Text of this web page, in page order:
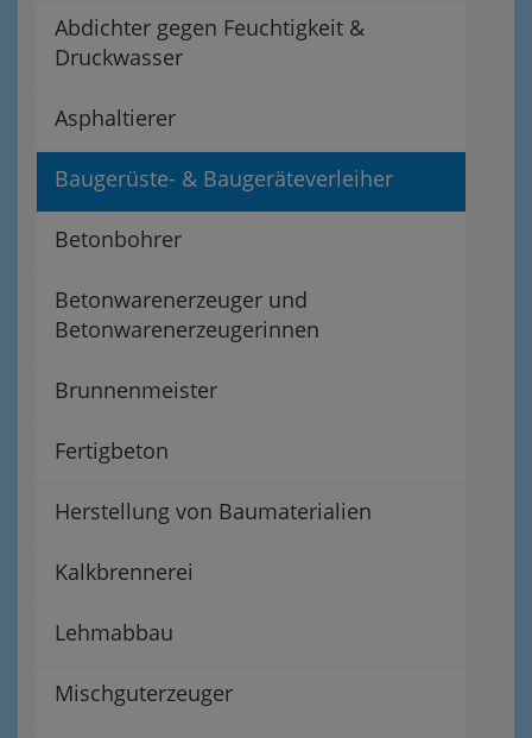
Abdichter gegen Feuchtigkeit &
Druckwasser
Asphaltierer
Baugerüste- & Baugeräteverleiher
Betonbohrer
Betonwarenerzeuger und
Betonwarenerzeugerinnen
Brunnenmeister
Fertigbeton
Herstellung von Baumaterialien
Kalkbrennerei
Lehmabbau
Mischguterzeuger